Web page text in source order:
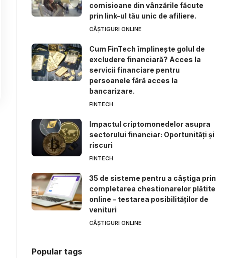
comisioane din vânzările făcute
prin link-ul tău unic de afiliere.
CÂȘTIGURI ONLINE
Cum FinTech împlinește golul de
excludere financiară? Acces la
servicii financiare pentru
persoanele fără acces la
bancarizare.
FINTECH
Impactul criptomonedelor asupra
sectorului financiar: Oportunități și
riscuri
FINTECH
35 de sisteme pentru a câștiga prin
completarea chestionarelor plătite
online – testarea posibilităților de
venituri
CÂȘTIGURI ONLINE
Popular tags